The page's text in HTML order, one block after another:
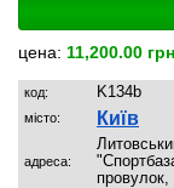
цена: 11,200.00 грн
код: K134b
місто: Київ
адреса: